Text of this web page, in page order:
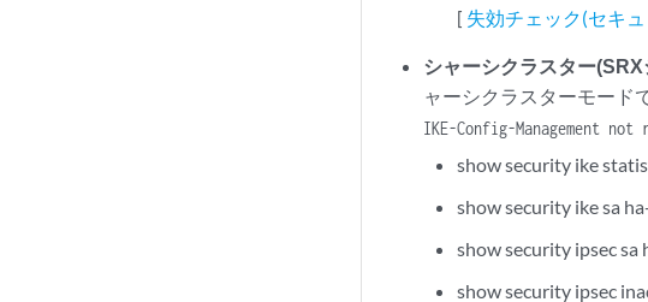
[ 失効チェック(セキ
シャーシクラスター
ャーシクラスターモード
IKE-Config-Management not
show security ike
show security ike sa
show security ipsec
show security ipsec